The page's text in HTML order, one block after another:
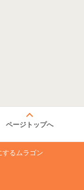
ページトップへ
るムラゴン